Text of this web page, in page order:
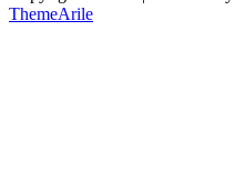
ThemeArile